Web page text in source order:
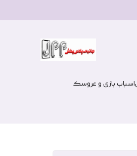
اسباب بازی و عروسک